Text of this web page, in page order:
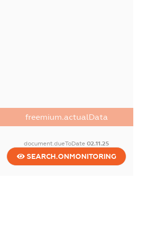
freemium.actualData
document.dueToDate02.11.25
SEARCH.ONMONITORING